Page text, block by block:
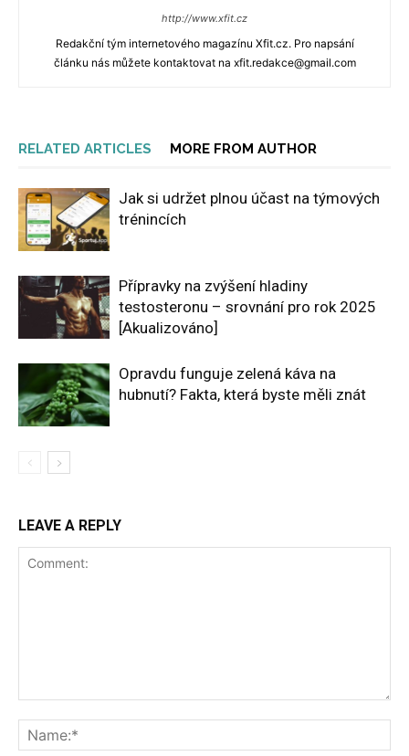
http://www.xfit.cz
Redakční tým internetového magazínu Xfit.cz. Pro napsání
článku nás můžete kontaktovat na xfit.redakce@gmail.com
RELATED ARTICLES MORE FROM AUTHOR
Jak si udržet plnou účast na týmových
trénincích
Přípravky na zvýšení hladiny
testosteronu – srovnání pro rok 2025
[Akualizováno]
Opravdu funguje zelená káva na
hubnutí? Fakta, která byste měli znát
LEAVE A REPLY